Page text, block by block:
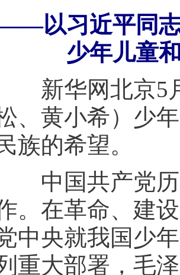
以习近平同志
少年儿童
新华网北京5
、黄小希）少
族的希望。
中国共产党历
。在革命、建
中央就我国少
重大部署，毛